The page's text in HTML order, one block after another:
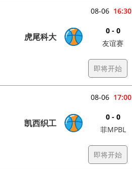
16:30
08-06
虎尾科大
0 - 0
友谊赛
即将开始
17:00
08-06
凯西织工
0 - 0
菲MPBL
即将开始